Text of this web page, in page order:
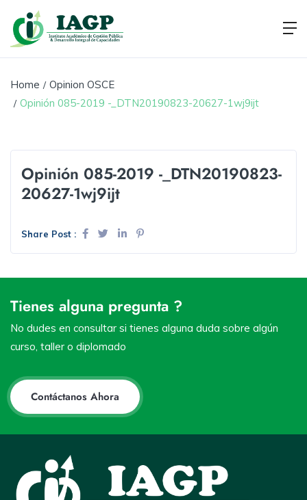
Home
Opinion OSCE
Opinión 085-2019 -_DTN20190823-20627-1wj9ijt
Opinión 085-2019 -_DTN20190823-
20627-1wj9ijt
Share Post :
Tienes alguna pregunta ?
No dudes en consultar si tienes alguna duda sobre algún
curso, taller o diplomado
Contáctanos Ahora